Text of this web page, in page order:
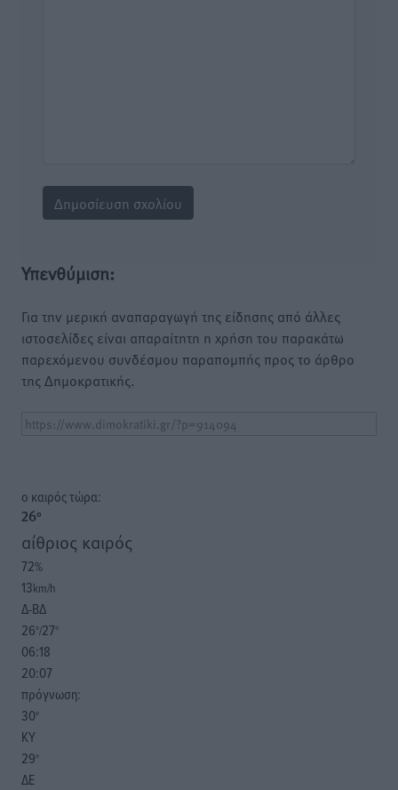
Υπενθύμιση:
Για την μερική αναπαραγωγή της είδησης από άλλες
ιστοσελίδες είναι απαραίτητη η χρήση του παρακάτω
παρεχόμενου συνδέσμου παραπομπής προς το άρθρο
της Δημοκρατικής.
o καιρός τώρα:
26°
αίθριος καιρός
72%
13km/h
Δ-ΒΔ
26°/27°
06:18
20:07
πρόγνωση:
30°
ΚΥ
29°
ΔΕ